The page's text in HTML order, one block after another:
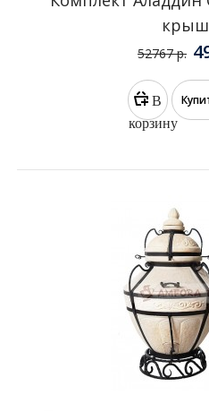
Комплект Аладдин
52767 р.
В
корзину